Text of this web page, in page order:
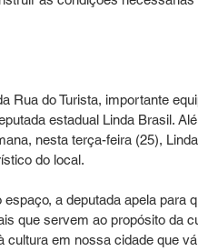
Rua do Turista, importante
estadual Linda Brasil.
nesta terça-feira (25),
do local.
a deputada apela para
que servem ao propósito da
cultura em nossa cidade que